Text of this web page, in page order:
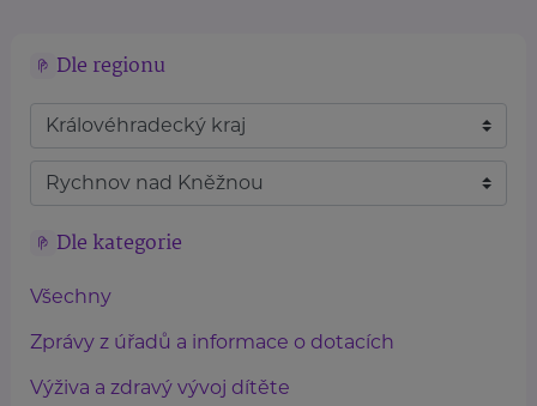
Dle regionu
Dle kategorie
Všechny
Zprávy z úřadů a informace o dotacích
Výživa a zdravý vývoj dítěte